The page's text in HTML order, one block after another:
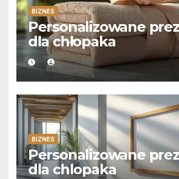
BIZNES
Personalizowane
dla chłopaka
BIZNES
Personalizowane
dla chlopaka